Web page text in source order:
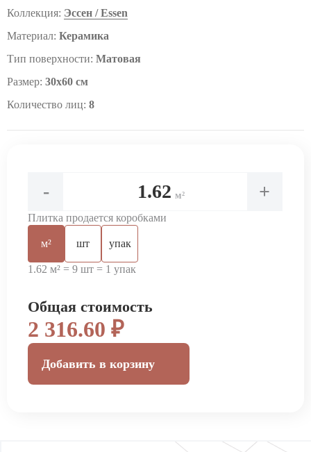
Коллекция: Эссен / Essen
Материал: Керамика
Тип поверхности: Матовая
Размер: 30x60 см
Количество лиц: 8
- м² +
Плитка продается коробками
м² шт упак
1.62 м² = 9 шт = 1 упак
Общая стоимость
2 316.60 ₽
Добавить в корзину